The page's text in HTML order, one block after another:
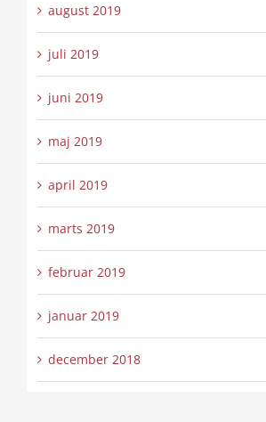
august 2019
juli 2019
juni 2019
maj 2019
april 2019
marts 2019
februar 2019
januar 2019
december 2018